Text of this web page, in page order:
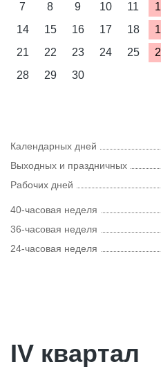
7
8 9 10 11
14
15 16 17 18
21
22 23 24 25
28
29 30
Календарных дней
Выходных и праздничных
Рабочих дней
40-часовая неделя
36-часовая неделя
24-часовая неделя
IV квартал